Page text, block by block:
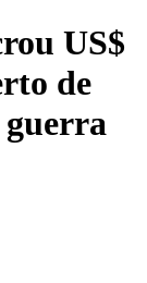
US$
de
guerra